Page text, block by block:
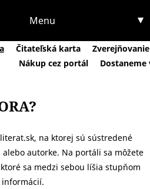
Menu
Čitateľská karta
Nákup cez portál
Dostaneme
na ktorej sú sústredené
autorke. Na portáli sa môžete
sa medzi sebou líšia stupňom
informácií.